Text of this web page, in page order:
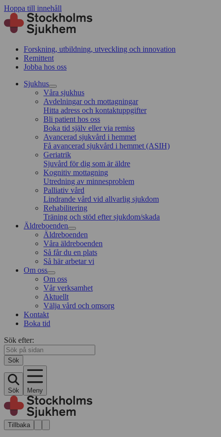
Hoppa till innehåll
Forskning, utbildning, utveckling och innovation
Remittent
Jobba hos oss
Sjukhus
Våra sjukhus
Avdelningar och mottagningar
Hitta adress och kontaktuppgifter
Bli patient hos oss
Boka tid själv eller via remiss
Avancerad sjukvård i hemmet
Få avancerad sjukvård i hemmet (ASIH)
Geriatrik
Sjuvård för dig som är äldre
Kognitiv mottagning
Utredning av minnesproblem
Palliativ vård
Lindrande vård vid allvarlig sjukdom
Rehabilitering
Träning och stöd efter sjukdom/skada
Äldreboenden
Äldreboenden
Våra äldreboenden
Så får du en plats
Så här arbetar vi
Om oss
Om oss
Vår verksamhet
Aktuellt
Välja vård och omsorg
Kontakt
Boka tid
Sök efter:
Sök
Sök Meny
Tillbaka